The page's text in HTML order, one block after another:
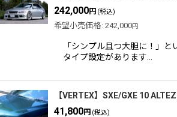
242,000円 (税込)
希望小売価格: 242,000円
「シンプル且つ大胆に！」
タイプ設定があります…
【VERTEX】SXE/GXE 10
41,800円 (税込)